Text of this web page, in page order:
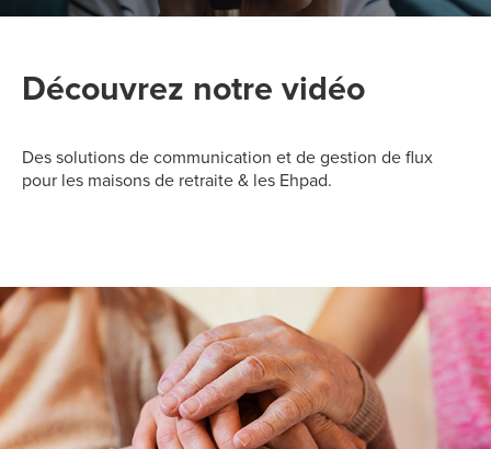
Découvrez notre vidéo
Des solutions de communication et de gestion de flux
pour les maisons de retraite & les Ehpad.